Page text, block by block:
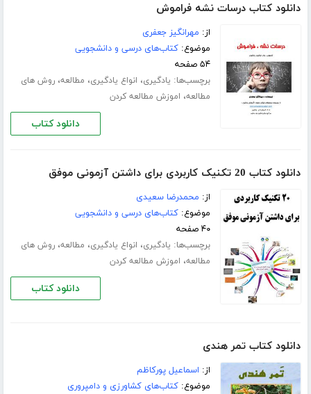
دانلود کتاب درسات نشه فراموش
از: مهرانگیز جعفری
موضوع:کتاب‌های درسی و دانشجویی
۵۴ صفحه
برچسب‌ها: یادگیری، انواع یادگیری، مطالعه،روش های
مطالعه، اموزش مطالعه کردن
دانلود کتاب
دانلود کتاب 20 تکنیک کاربردی برای داشتن آزمونی موفق
از: محمدرضا سعیدی
موضوع:کتاب‌های درسی و دانشجویی
۴۰ صفحه
برچسب‌ها: یادگیری، انواع یادگیری، مطالعه،روش های
مطالعه، اموزش مطالعه کردن
دانلود کتاب
دانلود کتاب تمر هندی
از: اسماعیل پورکاظم
موضوع:کتاب‌های کشاورزی و دامپروری